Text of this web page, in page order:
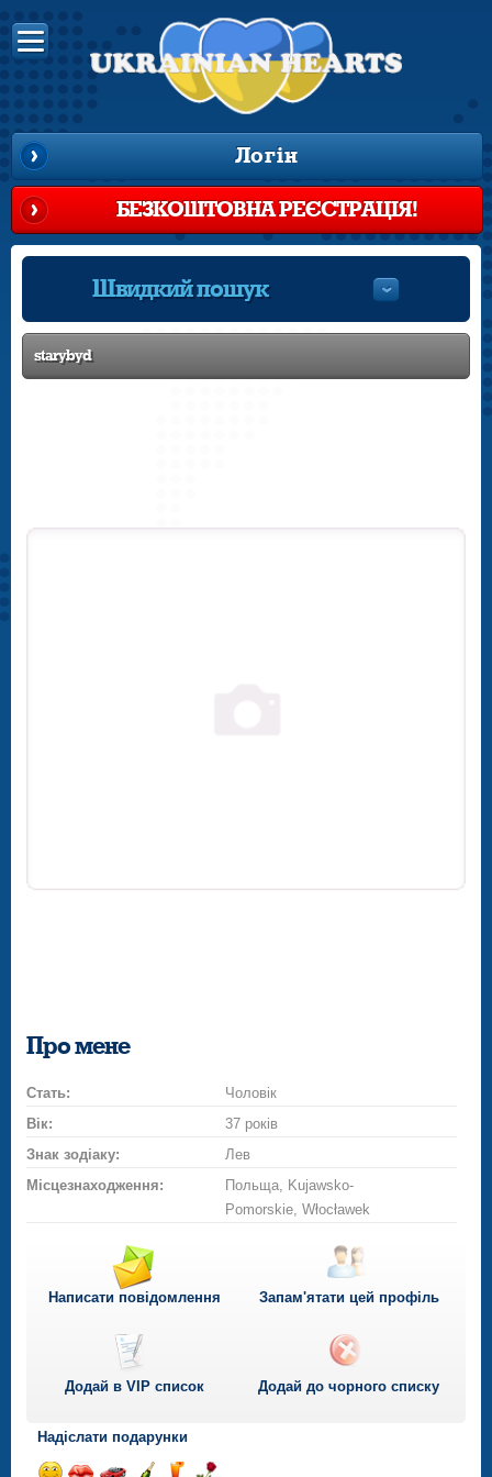
Логін
БЕЗКОШТОВНА РЕЄСТРАЦІЯ!
Швидкий пошук
starybyd
Про мене
Стать:
Чоловік
Вік:
37 років
Знак зодіаку:
Лев
Місцезнаходження:
Польща, Kujawsko-
Pomorskie, Włocławek
Написати повідомлення Запам'ятати цей профіль
Додай в VIP список Додай до чорного списку
Надіслати подарунки